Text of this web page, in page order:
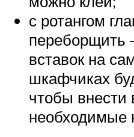
с ротангом
переборщить
вставок на
шкафчиках
чтобы внести
необходимые